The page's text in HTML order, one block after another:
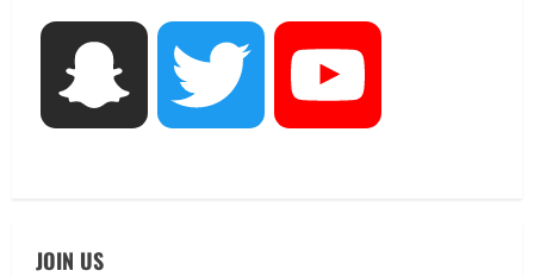
Snapchat Twitter
JOIN US
UTTARAKHAND NEWS
मिस उत्तराखंड 2026 के सब-कॉन्टेस्ट ‘मिस
ब्यूटीफुल आइज़’ एवं ‘मिस ब्यूटीफुल हेयर’ का